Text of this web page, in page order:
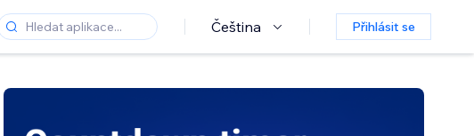
Čeština Přihlásit se